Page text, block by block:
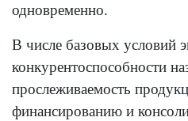
одновременно.
В числе базовых условий
конкурентоспособности
прослеживаемость
финансированию и